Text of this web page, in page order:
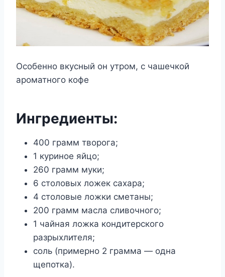
Особенно вкусный он утром, с чашечкой
ароматного кофе
Ингредиенты:
400 грамм творога;
1 куриное яйцо;
260 грамм муки;
6 столовых ложек сахара;
4 столовые ложки сметаны;
200 грамм масла сливочного;
1 чайная ложка кондитерского
разрыхлителя;
соль (примерно 2 грамма — одна
щепотка).